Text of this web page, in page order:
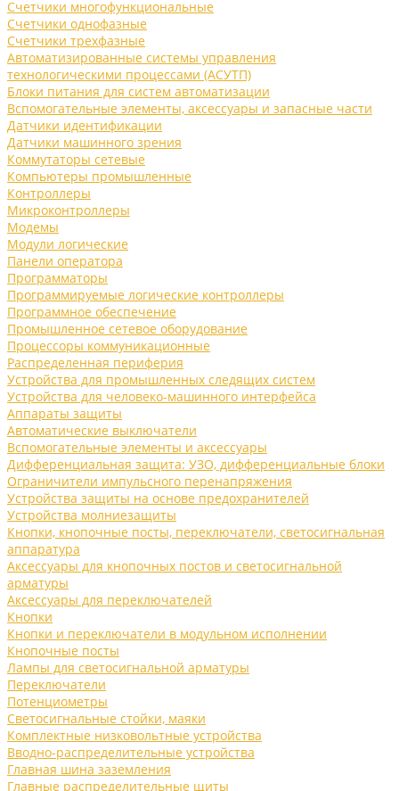
Счетчики многофункциональные
Счетчики однофазные
Счетчики трехфазные
Автоматизированные системы управления
технологическими процессами (АСУТП)
Блоки питания для систем автоматизации
Вспомогательные элементы, аксессуары и запасные части
Датчики идентификации
Датчики машинного зрения
Коммутаторы сетевые
Компьютеры промышленные
Контроллеры
Микроконтроллеры
Модемы
Модули логические
Панели оператора
Программаторы
Программируемые логические контроллеры
Программное обеспечение
Промышленное сетевое оборудование
Процессоры коммуникационные
Распределенная периферия
Устройства для промышленных следящих систем
Устройства для человеко-машинного интерфейса
Аппараты защиты
Автоматические выключатели
Вспомогательные элементы и аксессуары
Дифференциальная защита: УЗО, дифференциальные блоки
Ограничители импульсного перенапряжения
Устройства защиты на основе предохранителей
Устройства молниезащиты
Кнопки, кнопочные посты, переключатели, светосигнальная
аппаратура
Аксессуары для кнопочных постов и светосигнальной
арматуры
Аксессуары для переключателей
Кнопки
Кнопки и переключатели в модульном исполнении
Кнопочные посты
Лампы для светосигнальной арматуры
Переключатели
Потенциометры
Светосигнальные стойки, маяки
Комплектные низковольтные устройства
Вводно-распределительные устройства
Главная шина заземления
Главные распределительные щиты